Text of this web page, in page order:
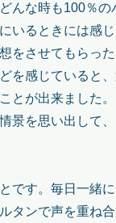
んな時も100％の
いるときには感
をさせてもらっ
を感じていると
とが出来ました
景を思い出して
です。毎日一緒
タンで声を重ね